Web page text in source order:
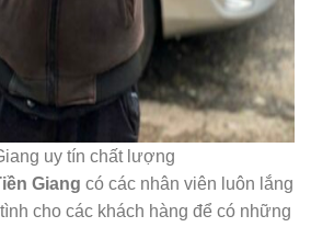
uy tín chất lượng
Giang có các nhân viên luôn lắng
cho các khách hàng để có những